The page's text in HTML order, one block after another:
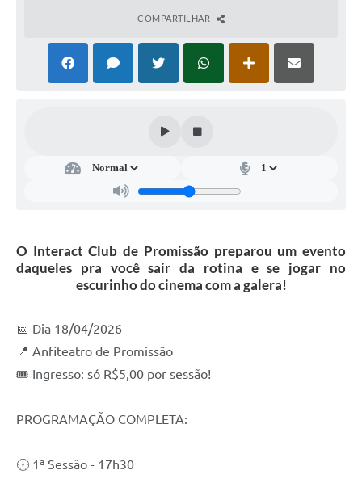
Internet Gratuita
Lançadoria
Agenda
Reforma Agrária
Empreendedores
Galeria de Fotos
COMPARTILHAR
O Interact Club de Promissão preparou um evento
daqueles pra você sair da rotina e se jogar no
escurinho do cinema com a galera!
📅 Dia 18/04/2026
📍 Anfiteatro de Promissão
🎟️ Ingresso: só R$5,00 por sessão!
PROGRAMAÇÃO COMPLETA:
🕕 1ª Sessão - 17h30